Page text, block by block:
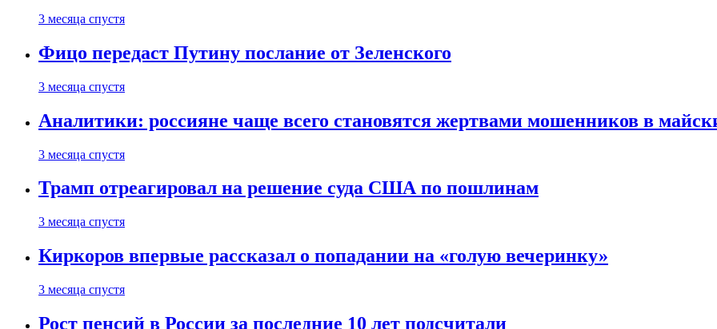
3 месяца спустя
Фицо передаст Путину послание от Зеленского
3 месяца спустя
Аналитики: россияне чаще всего становятся жертвами мошенников в
3 месяца спустя
Трамп отреагировал на решение суда США по пошлинам
3 месяца спустя
Киркоров впервые рассказал о попадании на «голую вечеринку»
3 месяца спустя
Рост пенсий в России за последние 10 лет подсчитали